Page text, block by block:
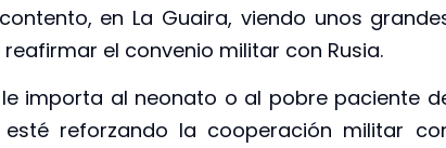
en La Guaira, viendo unos
el convenio militar con Rusia.
importa al neonato o al pobre paciente
reforzando la cooperación militar